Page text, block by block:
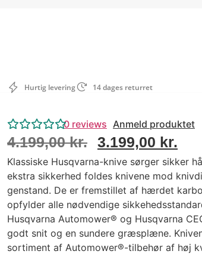
Hurtig levering 14 dages returret
0 reviews Anmeld produktet
4.199,00kr. 3.199,00 kr.
Klassiske Husqvarna-knive sørger sikker
ekstra sikkerhed foldes knivene mod
genstand. De er fremstillet af hærdet
opfylder alle nødvendige
Husqvarna Automower® og Husqvarna
godt snit og en sundere græsplæne.
sortiment af Automower®-tilbehør af høj